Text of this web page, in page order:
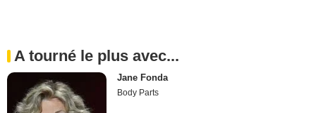
A tourné le plus avec...
Jane Fonda
Body Parts